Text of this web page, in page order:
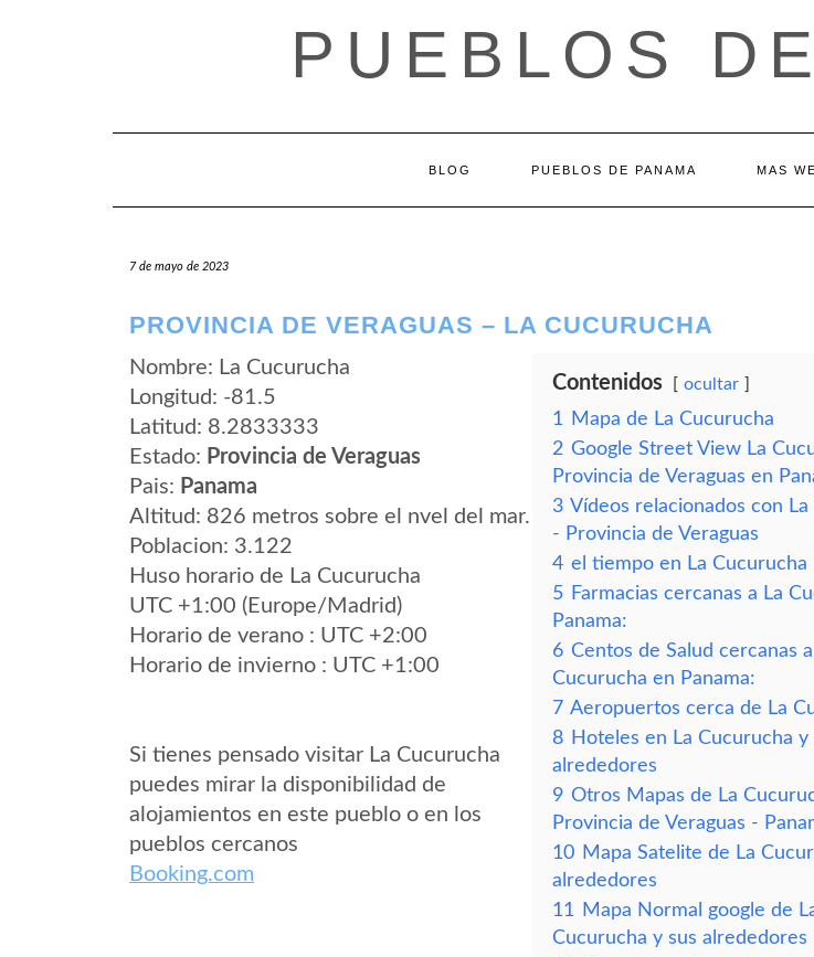
PUEBLOS
BLOG PUEBLOS DE PANAMA MAS
7 de mayo de 2023
PROVINCIA DE VERAGUAS – LA CUCURUCHA
Nombre: La Cucurucha
Longitud: -81.5
Latitud: 8.2833333
Estado: Provincia de Veraguas
Pais: Panama
Altitud: 826 metros sobre el nvel del mar.
Poblacion: 3.122
Huso horario de La Cucurucha
UTC +1:00 (Europe/Madrid)
Horario de verano : UTC +2:00
Horario de invierno : UTC +1:00
Si tienes pensado visitar La Cucurucha
puedes mirar la disponibilidad de
alojamientos en este pueblo o en los
pueblos cercanos
Booking.com
Contenidos ocultar
1
Mapa de La Cucurucha
2 Google Street View La
Provincia de Veraguas en
3 Vídeos relacionados con La
- Provincia de Veraguas
4 el tiempo en La Cucurucha
5 Farmacias cercanas a La
Panama:
6 Centos de Salud cercanas a
Cucurucha en Panama:
7 Aeropuertos cerca de La
8 Hoteles en La Cucurucha y
alrededores
9 Otros Mapas de La
Provincia de Veraguas -
10 Mapa Satelite de La
alrededores
11
Mapa Normal google de
Cucurucha y sus alrededores